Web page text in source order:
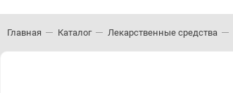
Главная Каталог Лекарственные средства